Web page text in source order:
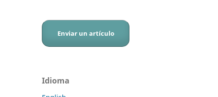
Enviar un artículo
Idioma